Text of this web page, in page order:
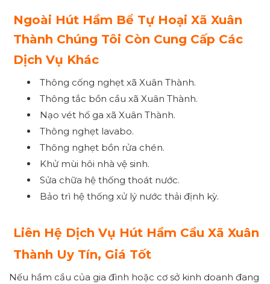
Ngoài Hút Hầm Bể Tự Hoại Xã Xuân
Thành Chúng Tôi Còn Cung Cấp Các
Dịch Vụ Khác
Thông cống nghẹt xã Xuân Thành.
Thông tắc bồn cầu xã Xuân Thành.
Nạo vét hố ga xã Xuân Thành.
Thông nghẹt lavabo.
Thông nghẹt bồn rửa chén.
Khử mùi hôi nhà vệ sinh.
Sửa chữa hệ thống thoát nước.
Bảo trì hệ thống xử lý nước thải định kỳ.
Liên Hệ Dịch Vụ Hút Hầm Cầu Xã Xuân
Thành Uy Tín, Giá Tốt
Nếu hầm cầu của gia đình hoặc cơ sở kinh doanh đang